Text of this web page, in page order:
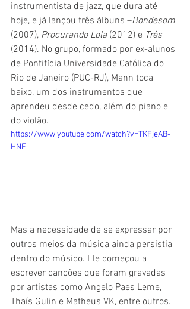
instrumentista de jazz, que dura até
hoje, e já lançou três álbuns –Bondesom
(2007), Procurando Lola (2012) e Três
(2014). No grupo, formado por ex-alunos
de Pontifícia Universidade Católica do
Rio de Janeiro (PUC-RJ), Mann toca
baixo, um dos instrumentos que
aprendeu desde cedo, além do piano e
do violão.
https://www.youtube.com/watch?v=TKFjeAB-
HNE
Mas a necessidade de se expressar por
outros meios da música ainda persistia
dentro do músico. Ele começou a
escrever canções que foram gravadas
por artistas como Angelo Paes Leme,
Thaís Gulin e Matheus VK, entre outros.